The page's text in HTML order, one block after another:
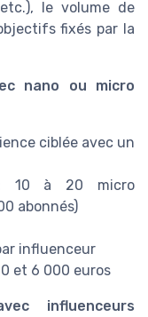
le volume de
fixés par la
nano ou micro
ciblée avec un
: 10 à 20 micro
abonnés)
influenceur
et 6 000 euros
influenceurs